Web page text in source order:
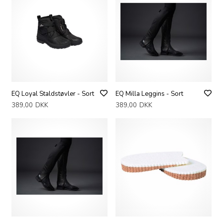
EQ Loyal Staldstøvler - Sort
389,00 DKK
EQ Milla Leggins - Sort
389,00 DKK